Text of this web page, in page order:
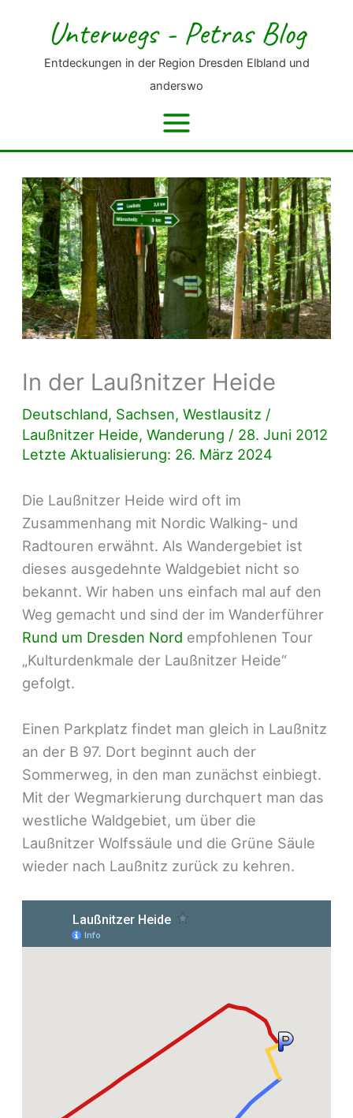
springen
Unterwegs - Petras Blog
Entdeckungen in der Region Dresden Elbland und
anderswo
In der Laußnitzer Heide
Deutschland, Sachsen,Westlausitz /
Laußnitzer Heide,Wanderung / 28. Juni 2012
Letzte Aktualisierung: 26. März 2024
Die Laußnitzer Heide wird oft im
Zusammenhang mit Nordic Walking- und
Radtouren erwähnt. Als Wandergebiet ist
dieses ausgedehnte Waldgebiet nicht so
bekannt. Wir haben uns einfach mal auf den
Weg gemacht und sind der im Wanderführer
Rund um Dresden Nord empfohlenen Tour
„Kulturdenkmale der Laußnitzer Heide“
gefolgt.
Einen Parkplatz findet man gleich in Laußnitz
an der B 97. Dort beginnt auch der
Sommerweg, in den man zunächst einbiegt.
Mit der Wegmarkierung durchquert man das
westliche Waldgebiet, um über die
Laußnitzer Wolfssäule und die Grüne Säule
wieder nach Laußnitz zurück zu kehren.